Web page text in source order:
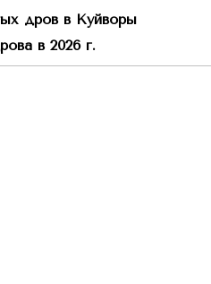
дров в Куйворы
в 2026 г.